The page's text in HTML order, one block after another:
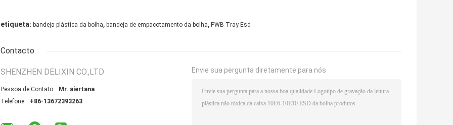
etiqueta: bandeja plástica da bolha, bandeja de empacotamento da bolha, PWB Tray Esd
Contacto
SHENZHEN DELIXIN CO.,LTD
Pessoa de Contato:
Mr. aiertana
Telefone:
+86-13672393263
Envie sua pergunta diretamente para nós